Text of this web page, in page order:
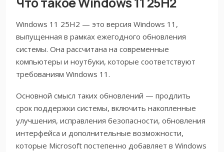
Windows 11 25H2 — это версия Windows 11,
выпущенная в рамках ежегодного обновления
системы. Она рассчитана на современные
компьютеры и ноутбуки, которые соответствуют
требованиям Windows 11.
Основной смысл таких обновлений — продлить
срок поддержки системы, включить накопленные
улучшения, исправления безопасности, обновления
интерфейса и дополнительные возможности,
которые Microsoft постепенно добавляет в Windows